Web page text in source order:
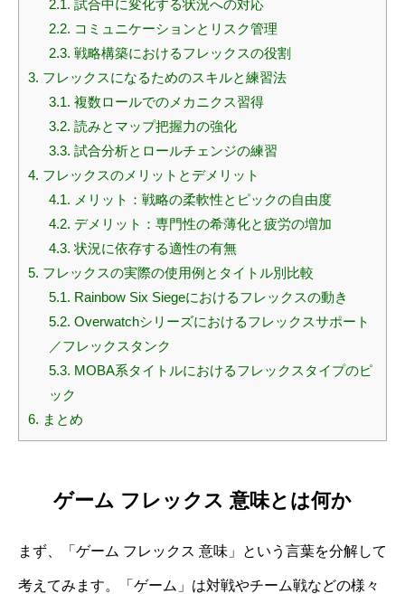
2.1. 試合中に変化する状況への対応
2.2. コミュニケーションとリスク管理
2.3. 戦略構築におけるフレックスの役割
3. フレックスになるためのスキルと練習法
3.1. 複数ロールでのメカニクス習得
3.2. 読みとマップ把握力の強化
3.3. 試合分析とロールチェンジの練習
4. フレックスのメリットとデメリット
4.1. メリット：戦略の柔軟性とピックの自由度
4.2. デメリット：専門性の希薄化と疲労の増加
4.3. 状況に依存する適性の有無
5. フレックスの実際の使用例とタイトル別比較
5.1. Rainbow Six Siegeにおけるフレックスの動き
5.2. Overwatchシリーズにおけるフレックスサポート
／フレックスタンク
5.3. MOBA系タイトルにおけるフレックスタイプのピ
ック
6. まとめ
ゲーム フレックス 意味とは何か
まず、「ゲーム フレックス 意味」という言葉を分解して
考えてみます。「ゲーム」は対戦やチーム戦などの様々